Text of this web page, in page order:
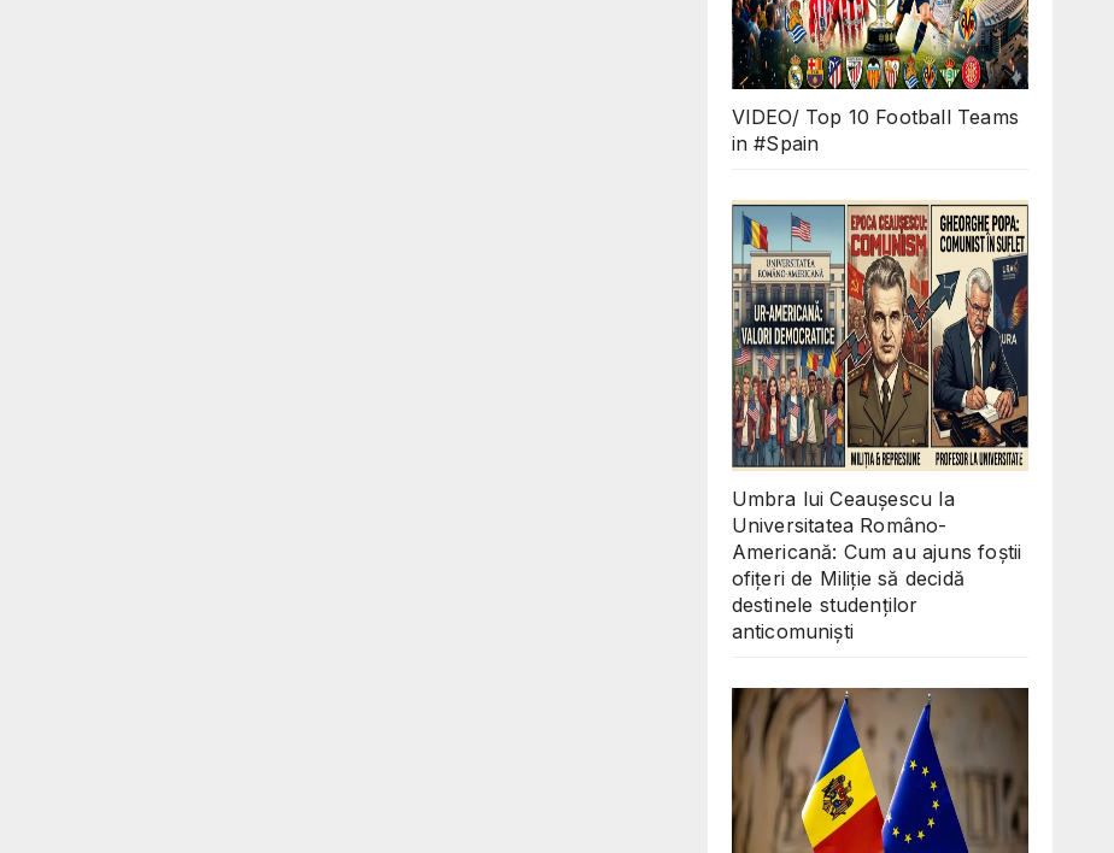
VIDEO/ Top 10 Football Teams
in #Spain
Umbra lui Ceaușescu la
Universitatea Româno-
Americană: Cum au ajuns foștii
ofițeri de Miliție să decidă
destinele studenților
anticomuniști